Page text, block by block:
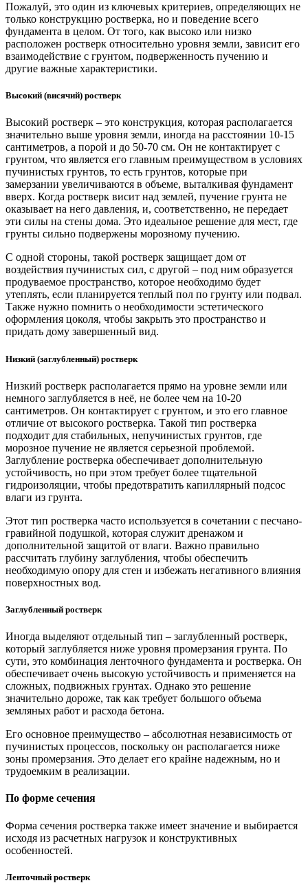
Пожалуй, это один из ключевых критериев, определяющих не
только конструкцию ростверка, но и поведение всего
фундамента в целом. От того, как высоко или низко
расположен ростверк относительно уровня земли, зависит его
взаимодействие с грунтом, подверженность пучению и
другие важные характеристики.
Высокий (висячий) ростверк
Высокий ростверк – это конструкция, которая располагается
значительно выше уровня земли, иногда на расстоянии 10-15
сантиметров, а порой и до 50-70 см. Он не контактирует с
грунтом, что является его главным преимуществом в условиях
пучинистых грунтов, то есть грунтов, которые при
замерзании увеличиваются в объеме, выталкивая фундамент
вверх. Когда ростверк висит над землей, пучение грунта не
оказывает на него давления, и, соответственно, не передает
эти силы на стены дома. Это идеальное решение для мест, где
грунты сильно подвержены морозному пучению.
С одной стороны, такой ростверк защищает дом от
воздействия пучинистых сил, с другой – под ним образуется
продуваемое пространство, которое необходимо будет
утеплять, если планируется теплый пол по грунту или подвал.
Также нужно помнить о необходимости эстетического
оформления цоколя, чтобы закрыть это пространство и
придать дому завершенный вид.
Низкий (заглубленный) ростверк
Низкий ростверк располагается прямо на уровне земли или
немного заглубляется в неё, не более чем на 10-20
сантиметров. Он контактирует с грунтом, и это его главное
отличие от высокого ростверка. Такой тип ростверка
подходит для стабильных, непучинистых грунтов, где
морозное пучение не является серьезной проблемой.
Заглубление ростверка обеспечивает дополнительную
устойчивость, но при этом требует более тщательной
гидроизоляции, чтобы предотвратить капиллярный подсос
влаги из грунта.
Этот тип ростверка часто используется в сочетании с песчано-
гравийной подушкой, которая служит дренажом и
дополнительной защитой от влаги. Важно правильно
рассчитать глубину заглубления, чтобы обеспечить
необходимую опору для стен и избежать негативного влияния
поверхностных вод.
Заглубленный ростверк
Иногда выделяют отдельный тип – заглубленный ростверк,
который заглубляется ниже уровня промерзания грунта. По
сути, это комбинация ленточного фундамента и ростверка. Он
обеспечивает очень высокую устойчивость и применяется на
сложных, подвижных грунтах. Однако это решение
значительно дороже, так как требует большого объема
земляных работ и расхода бетона.
Его основное преимущество – абсолютная независимость от
пучинистых процессов, поскольку он располагается ниже
зоны промерзания. Это делает его крайне надежным, но и
трудоемким в реализации.
По форме сечения
Форма сечения ростверка также имеет значение и выбирается
исходя из расчетных нагрузок и конструктивных
особенностей.
Ленточный ростверк